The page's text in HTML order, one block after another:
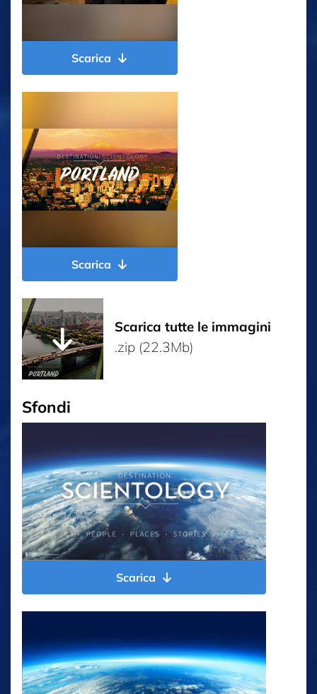
Scarica
Scarica
Scarica tutte le immagini
.zip (22.3Mb)
Sfondi
Scarica